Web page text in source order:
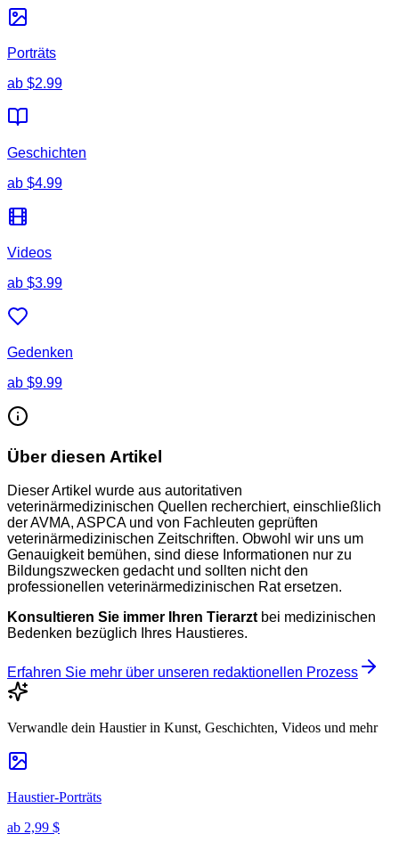
Porträts
ab $2.99
Geschichten
ab $4.99
Videos
ab $3.99
Gedenken
ab $9.99
Über diesen Artikel
Dieser Artikel wurde aus autoritativen
veterinärmedizinischen Quellen recherchiert, einschließlich
der AVMA, ASPCA und von Fachleuten geprüften
veterinärmedizinischen Zeitschriften. Obwohl wir uns um
Genauigkeit bemühen, sind diese Informationen nur zu
Bildungszwecken gedacht und sollten nicht den
professionellen veterinärmedizinischen Rat ersetzen.
Konsultieren Sie immer Ihren Tierarzt bei medizinischen
Bedenken bezüglich Ihres Haustieres.
Erfahren Sie mehr über unseren redaktionellen Prozess
Verwandle dein Haustier in Kunst, Geschichten, Videos und mehr
Haustier-Porträts
ab 2,99 $